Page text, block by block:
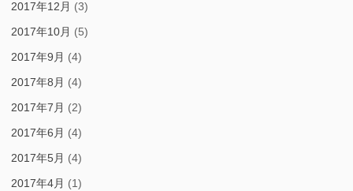
2017年12月 (3)
2017年10月 (5)
2017年9月 (4)
2017年8月 (4)
2017年7月 (2)
2017年6月 (4)
2017年5月 (4)
2017年4月 (1)